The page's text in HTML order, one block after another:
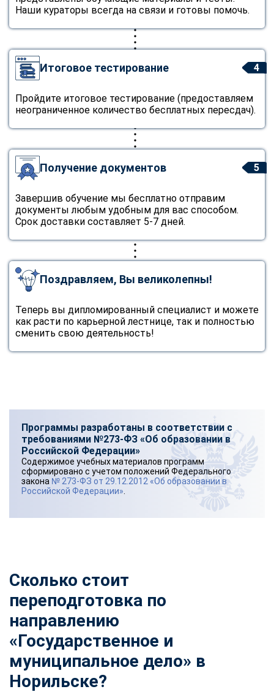
Наши кураторы всегда на связи и готовы помочь.
4
Итоговое тестирование
Пройдите итоговое тестирование (предоставляем
неограниченное количество бесплатных пересдач).
5
Получение документов
Завершив обучение мы бесплатно отправим
документы любым удобным для вас способом.
Срок доставки составляет 5-7 дней.
Поздравляем, Вы великолепны!
Теперь вы дипломированный специалист и можете
как расти по карьерной лестнице, так и полностью
сменить свою деятельность!
Программы разработаны в соответствии с
требованиями №273-ФЗ «Об образовании в
Российской Федерации»
Содержимое учебных материалов программ
сформировано с учетом положений Федерального
закона № 273-ФЗ от 29.12.2012 «Об образовании в
Российской Федерации»
Сколько стоит
переподготовка по
направлению
«Государственное и
муниципальное дело» в
Норильске?